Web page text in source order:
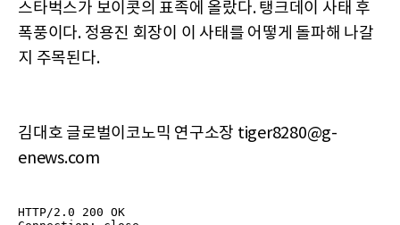
스타벅스가 보이콧의 표족에 올랐다. 탱크데이 사태 후
폭풍이다. 정용진 회장이 이 사태를 어떻게 돌파해 나갈
지 주목된다.
김대호 글로벌이코노믹 연구소장 tiger8280@g-
enews.com